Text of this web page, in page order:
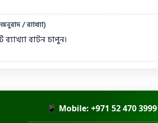
/ ব্যাখ্যা)
ব্যাখ্যা বাটন চাপুন।
📱 Mobile: +971 52 470 3999